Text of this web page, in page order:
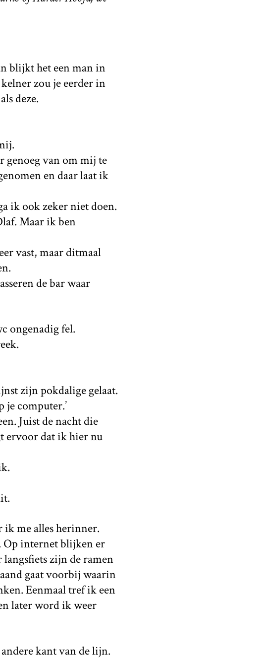
blijkt het een man in
zou je eerder in
deze.
genoeg van om mij te
en daar laat ik
ik ook zeker niet doen.
Maar ik ben
vast, maar ditmaal
de bar waar
ongenadig fel.
zijn pokdalige gelaat.
je computer.’
Juist de nacht die
ervoor dat ik hier nu
me alles herinner.
Op internet blijken er
langsfiets zijn de ramen
gaat voorbij waarin
Eenmaal tref ik een
later word ik weer
kant van de lijn.